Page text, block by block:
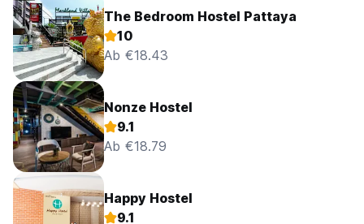
The Bedroom Hostel Pattaya
10
Ab €18.43
Nonze Hostel
9.1
Ab €18.79
Happy Hostel
9.1